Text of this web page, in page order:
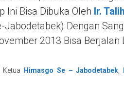
Ini Bisa Dibuka Oleh Ir.
Dengan
2013 Bisa Berjalan
Himasgo Se – Jabodetabek